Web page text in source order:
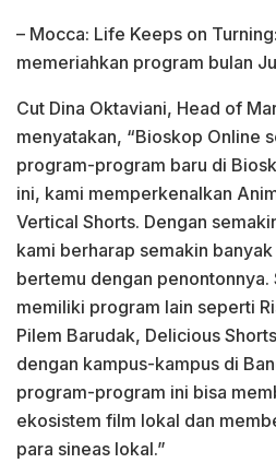
– Mocca: Life Keeps on
memeriahkan program bulan
Cut Dina Oktaviani, Head of
menyatakan, “Bioskop Online
program-program baru di
ini, kami memperkenalkan
Vertical Shorts. Dengan
kami berharap semakin
bertemu dengan penontonnya.
memiliki program lain seperti
Pilem Barudak, Delicious
dengan kampus-kampus di
program-program ini bisa
ekosistem film lokal dan
para sineas lokal.”